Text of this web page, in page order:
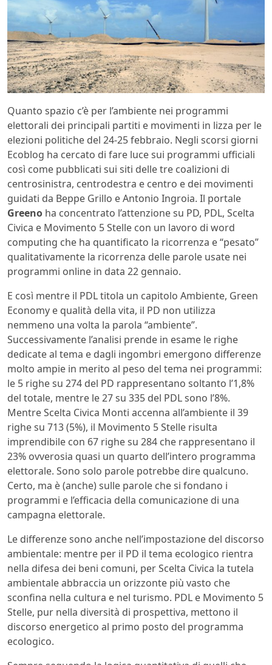
Quanto spazio c’è per l’ambiente nei programmi
elettorali dei principali partiti e movimenti in lizza per le
elezioni politiche del 24-25 febbraio. Negli scorsi giorni
Ecoblog ha cercato di fare luce sui programmi ufficiali
così come pubblicati sui siti delle tre coalizioni di
centrosinistra, centrodestra e centro e dei movimenti
guidati da Beppe Grillo e Antonio Ingroia. Il portale
Greeno ha concentrato l’attenzione su PD, PDL, Scelta
Civica e Movimento 5 Stelle con un lavoro di word
computing che ha quantificato la ricorrenza e “pesato”
qualitativamente la ricorrenza delle parole usate nei
programmi online in data 22 gennaio.
E così mentre il PDL titola un capitolo Ambiente, Green
Economy e qualità della vita, il PD non utilizza
nemmeno una volta la parola “ambiente”.
Successivamente l’analisi prende in esame le righe
dedicate al tema e dagli ingombri emergono differenze
molto ampie in merito al peso del tema nei programmi:
le 5 righe su 274 del PD rappresentano soltanto l’1,8%
del totale, mentre le 27 su 335 del PDL sono l’8%.
Mentre Scelta Civica Monti accenna all’ambiente il 39
righe su 713 (5%), il Movimento 5 Stelle risulta
imprendibile con 67 righe su 284 che rappresentano il
23% ovverosia quasi un quarto dell’intero programma
elettorale. Sono solo parole potrebbe dire qualcuno.
Certo, ma è (anche) sulle parole che si fondano i
programmi e l’efficacia della comunicazione di una
campagna elettorale.
Le differenze sono anche nell’impostazione del discorso
ambientale: mentre per il PD il tema ecologico rientra
nella difesa dei beni comuni, per Scelta Civica la tutela
ambientale abbraccia un orizzonte più vasto che
sconfina nella cultura e nel turismo. PDL e Movimento 5
Stelle, pur nella diversità di prospettiva, mettono il
discorso energetico al primo posto del programma
ecologico.